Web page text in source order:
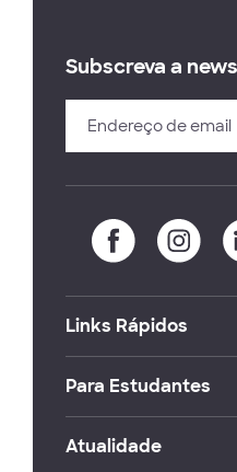
Subscreva a
Links Rápidos
Para Estudantes
Atualidade